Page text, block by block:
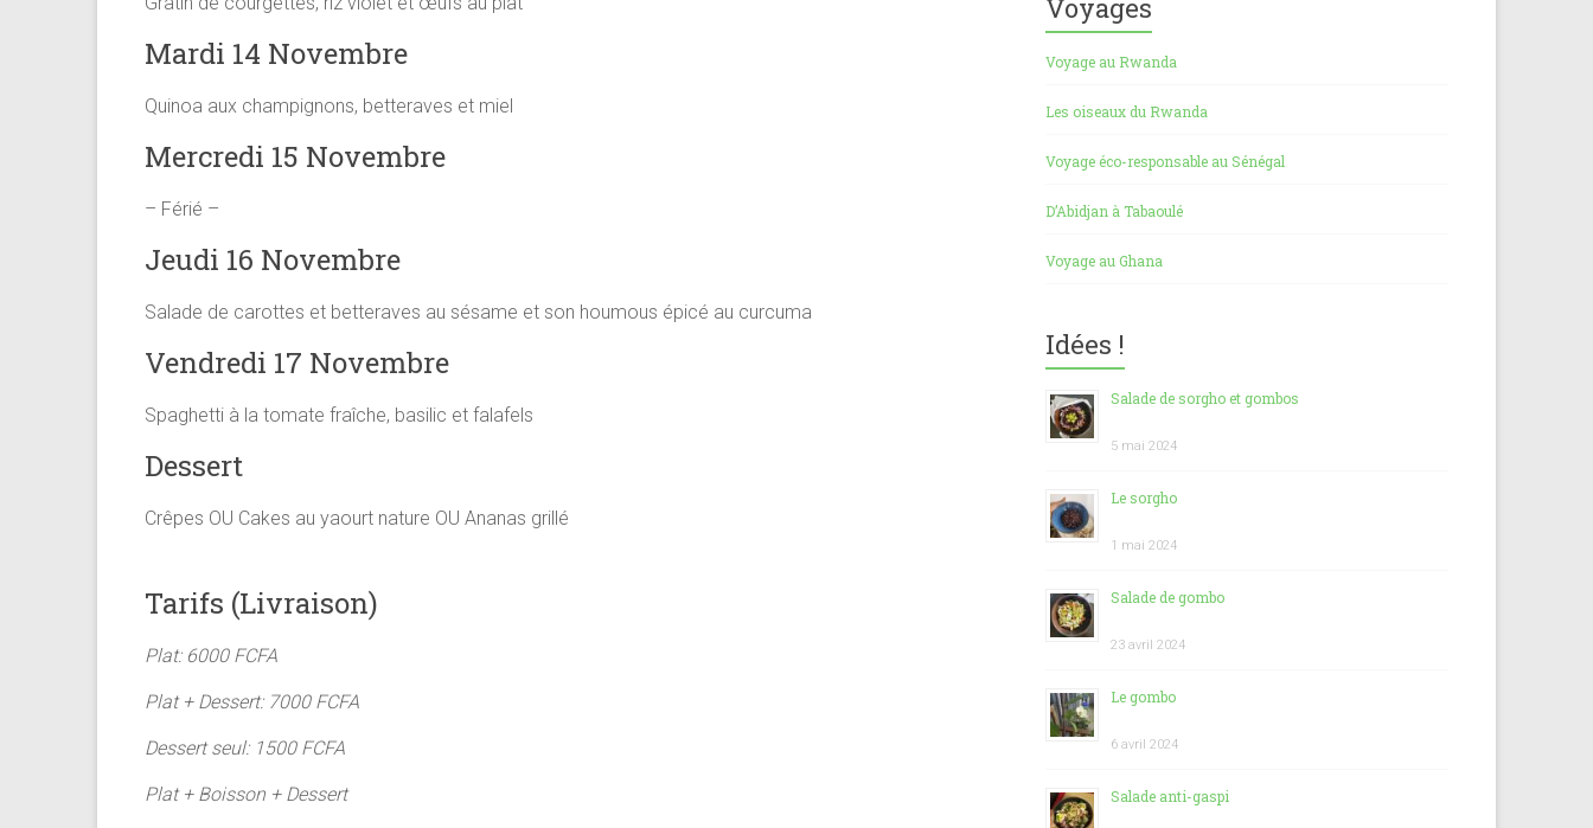
Mardi 14 Novembre
Quinoa aux champignons, betteraves et miel
Mercredi 15 Novembre
– Férié –
Jeudi 16 Novembre
Salade de carottes et betteraves au sésame et son houmous épicé au curcuma
Vendredi 17 Novembre
Spaghetti à la tomate fraîche, basilic et falafels
Dessert
Crêpes OU Cakes au yaourt nature OU Ananas grillé
Tarifs (Livraison)
Plat: 6000 FCFA
Plat + Dessert: 7000 FCFA
Dessert seul: 1500 FCFA
Plat + Boisson + Dessert
Voyages
Voyage au Rwanda
Les oiseaux du Rwanda
Voyage éco-responsable au Sénégal
D’Abidjan à Tabaoulé
Voyage au Ghana
Idées !
Salade de sorgho et gombos
5 mai 2024
Le sorgho
1 mai 2024
Salade de gombo
23 avril 2024
Le gombo
6 avril 2024
Salade anti-gaspi